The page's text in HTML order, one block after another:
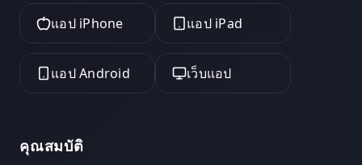
แอป iPhone แอป iPad
แอป Android เว็บแอป
คุณสมบัติ